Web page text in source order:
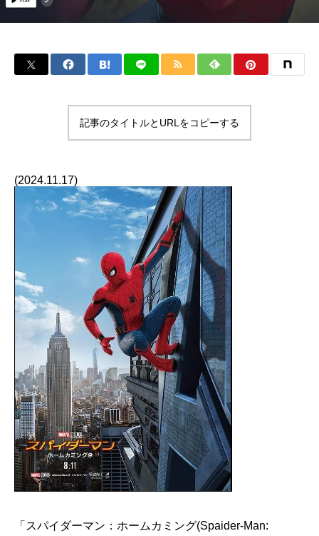
記事のタイトルとURLをコピーする
(2024.11.17)
「スパイダーマン：ホームカミング(Spaider-Man: